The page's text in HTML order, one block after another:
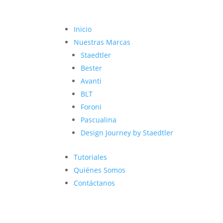
Inicio
Nuestras Marcas
Staedtler
Bester
Avanti
BLT
Foroni
Pascualina
Design Journey by Staedtler
Tutoriales
Quiénes Somos
Contáctanos